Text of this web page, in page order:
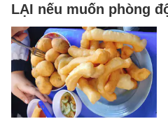
LẠI nếu muốn phòng